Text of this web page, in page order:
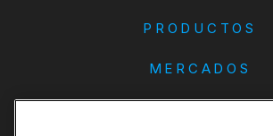
PRODUCTOS
MERCADOS